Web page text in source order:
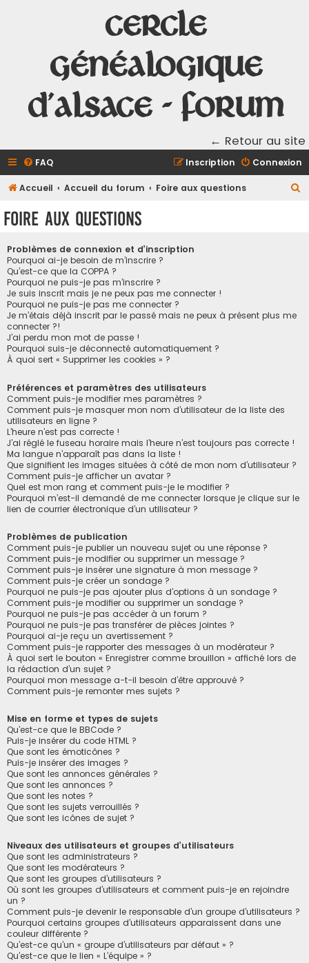
Cercle
Généalogique
d'Alsace - Forum
← Retour au site
FAQ Connexion
Inscription
Accueil Accueil du forum Foire aux questions
Foire aux questions
Problèmes de connexion et d’inscription
Pourquoi ai-je besoin de m’inscrire ?
Qu’est-ce que la COPPA ?
Pourquoi ne puis-je pas m’inscrire ?
Je suis inscrit mais je ne peux pas me connecter !
Pourquoi ne puis-je pas me connecter ?
Je m’étais déjà inscrit par le passé mais ne peux à présent plus me
connecter ?!
J’ai perdu mon mot de passe !
Pourquoi suis-je déconnecté automatiquement ?
À quoi sert « Supprimer les cookies » ?
Préférences et paramètres des utilisateurs
Comment puis-je modifier mes paramètres ?
Comment puis-je masquer mon nom d’utilisateur de la liste des
utilisateurs en ligne ?
L’heure n’est pas correcte !
J’ai réglé le fuseau horaire mais l’heure n’est toujours pas correcte !
Ma langue n’apparaît pas dans la liste !
Que signifient les images situées à côté de mon nom d’utilisateur ?
Comment puis-je afficher un avatar ?
Quel est mon rang et comment puis-je le modifier ?
Pourquoi m’est-il demandé de me connecter lorsque je clique sur le
lien de courrier électronique d’un utilisateur ?
Problèmes de publication
Comment puis-je publier un nouveau sujet ou une réponse ?
Comment puis-je modifier ou supprimer un message ?
Comment puis-je insérer une signature à mon message ?
Comment puis-je créer un sondage ?
Pourquoi ne puis-je pas ajouter plus d’options à un sondage ?
Comment puis-je modifier ou supprimer un sondage ?
Pourquoi ne puis-je pas accéder à un forum ?
Pourquoi ne puis-je pas transférer de pièces jointes ?
Pourquoi ai-je reçu un avertissement ?
Comment puis-je rapporter des messages à un modérateur ?
À quoi sert le bouton « Enregistrer comme brouillon » affiché lors de
la rédaction d’un sujet ?
Pourquoi mon message a-t-il besoin d’être approuvé ?
Comment puis-je remonter mes sujets ?
Mise en forme et types de sujets
Qu’est-ce que le BBCode ?
Puis-je insérer du code HTML ?
Que sont les émoticônes ?
Puis-je insérer des images ?
Que sont les annonces générales ?
Que sont les annonces ?
Que sont les notes ?
Que sont les sujets verrouillés ?
Que sont les icônes de sujet ?
Niveaux des utilisateurs et groupes d’utilisateurs
Que sont les administrateurs ?
Que sont les modérateurs ?
Que sont les groupes d’utilisateurs ?
Où sont les groupes d’utilisateurs et comment puis-je en rejoindre
un ?
Comment puis-je devenir le responsable d’un groupe d’utilisateurs ?
Pourquoi certains groupes d’utilisateurs apparaissent dans une
couleur différente ?
Qu’est-ce qu’un « groupe d’utilisateurs par défaut » ?
Qu’est-ce que le lien « L’équipe » ?